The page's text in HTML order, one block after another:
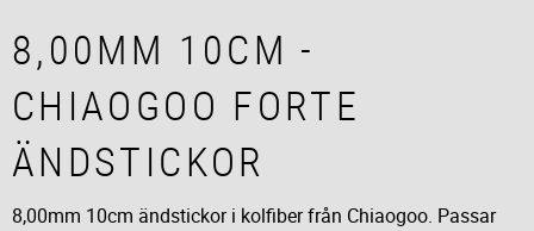
8,00MM 10CM -
CHIAOGOO FORTE
ÄNDSTICKOR
8,00mm 10cm ändstickor i kolfiber från Chiaogoo. Passar